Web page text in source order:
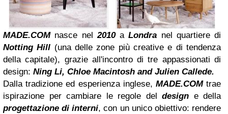
MADE.COMnasce nel2010 aLondra nel quartiere di
Notting Hill (una delle zone più creative e di tendenza
della capitale), grazie all'incontro di tre appassionati di
design: Ning Li, Chloe Macintosh and Julien Callede.
Dalla tradizione ed esperienza inglese, MADE.COMtrae
ispirazione per cambiare le regole del design e della
progettazione di interni, con un unico obiettivo: rendere